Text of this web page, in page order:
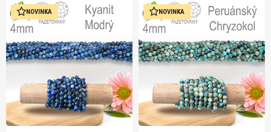
NOVINKA NOVINKA